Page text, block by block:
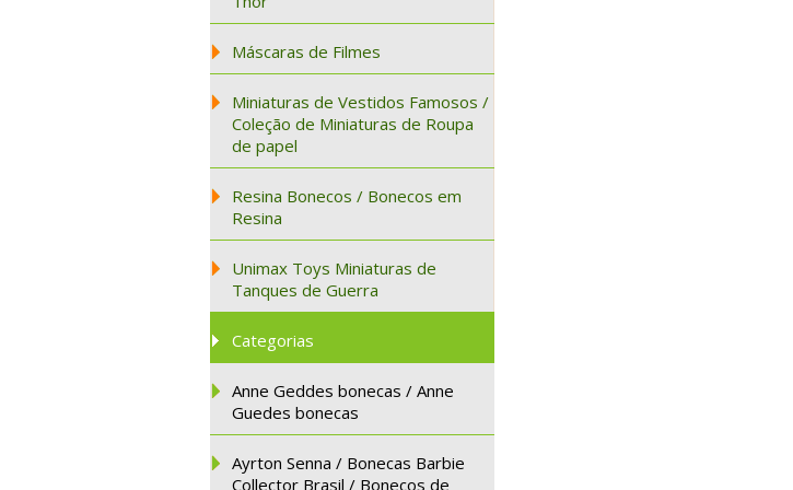
Máscaras de Filmes
Miniaturas de Vestidos Famosos /
Coleção de Miniaturas de Roupa
de papel
Resina Bonecos / Bonecos em
Resina
Unimax Toys Miniaturas de
Tanques de Guerra
Categorias
Anne Geddes bonecas / Anne
Guedes bonecas
Ayrton Senna / Bonecas Barbie
Collector Brasil / Bonecos de